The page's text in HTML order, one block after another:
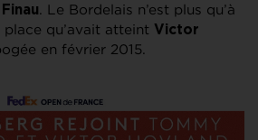
. Le Bordelais n’est plus qu’à
qu’avait atteint Victor
en février 2015.